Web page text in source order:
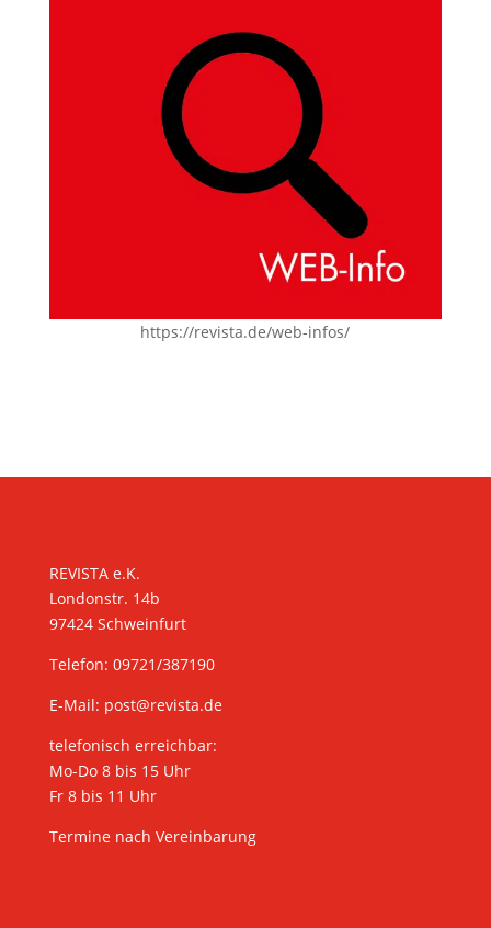
https://revista.de/web-infos/
REVISTA e.K.
Londonstr. 14b
97424 Schweinfurt
Telefon: 09721/387190
E-Mail: post@revista.de
telefonisch erreichbar:
Mo-Do 8 bis 15 Uhr
Fr 8 bis 11 Uhr
Termine nach Vereinbarung